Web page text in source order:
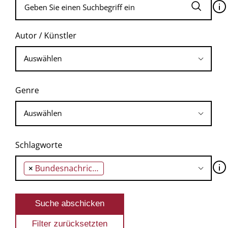
🛈
Autor / Künstler
Genre
Schlagworte
× Bundesnachrichtendienst (BND) 🛈